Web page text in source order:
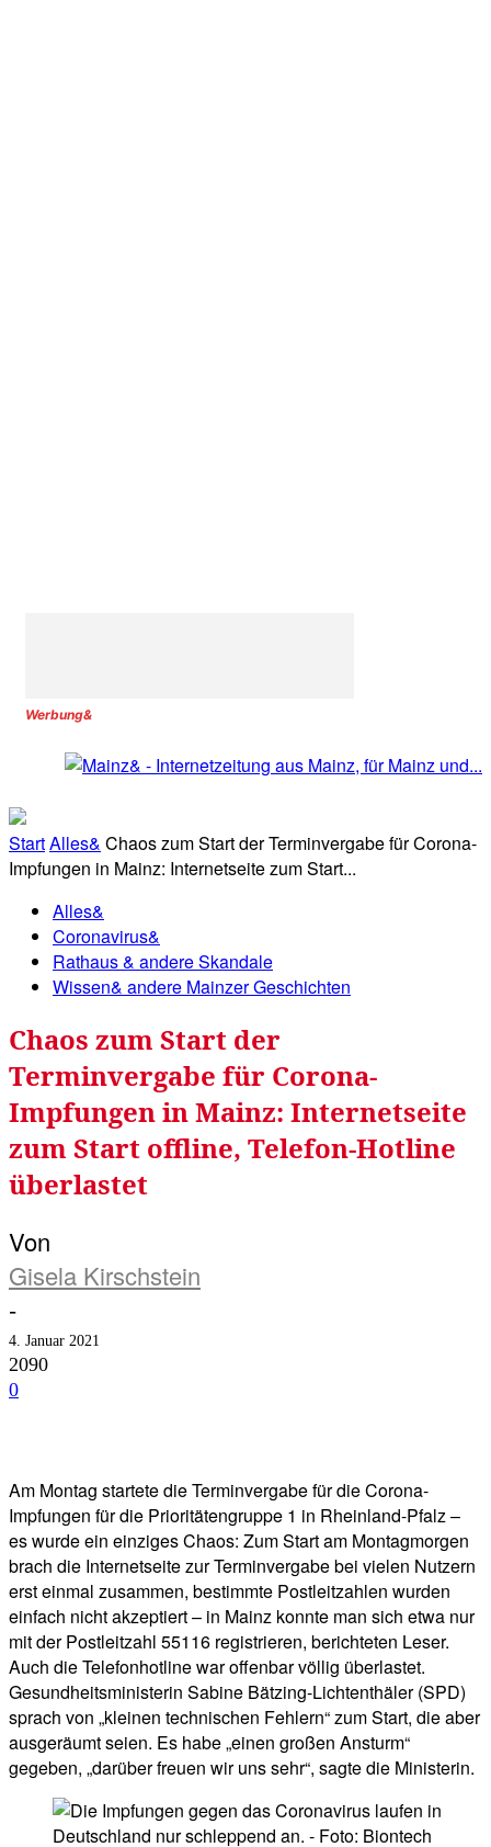
Werbung&
StartAlles& Chaos zum Start der Terminvergabe für Corona-
Impfungen in Mainz: Internetseite zum Start...
Alles&
Coronavirus&
Rathaus & andere Skandale
Wissen& andere Mainzer Geschichten
Chaos zum Start der
Terminvergabe für Corona-
Impfungen in Mainz: Internetseite
zum Start offline, Telefon-Hotline
überlastet
Von
Gisela Kirschstein
-
4. Januar 2021
2090
0
Am Montag startete die Terminvergabe für die Corona-
Impfungen für die Prioritätengruppe 1 in Rheinland-Pfalz –
es wurde ein einziges Chaos: Zum Start am Montagmorgen
brach die Internetseite zur Terminvergabe bei vielen Nutzern
erst einmal zusammen, bestimmte Postleitzahlen wurden
einfach nicht akzeptiert – in Mainz konnte man sich etwa nur
mit der Postleitzahl 55116 registrieren, berichteten Leser.
Auch die Telefonhotline war offenbar völlig überlastet.
Gesundheitsministerin Sabine Bätzing-Lichtenthäler (SPD)
sprach von „kleinen technischen Fehlern“ zum Start, die aber
ausgeräumt seien. Es habe „einen großen Ansturm“
gegeben, „darüber freuen wir uns sehr“, sagte die Ministerin.